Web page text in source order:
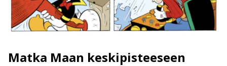
Matka Maan keskipisteeseen